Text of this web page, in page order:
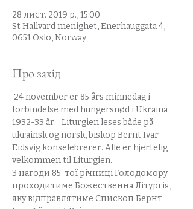
28 лист. 2019 р., 15:00
St Hallvard menighet, Enerhauggata 4,
0651 Oslo, Norway
Про захід
24 november er 85 års minnedag i
forbindelse med hungersnød i Ukraina
1932-33 år.   Liturgien leses både på
ukrainsk og norsk, biskop Bernt Ivar
Eidsvig konselebrerer. Alle er hjertelig
velkommen til Liturgien.
З нагоди 85-тої річниці Голодомору
проходитиме Божественна Літургія,
яку відправлятиме Єпископ Бернт